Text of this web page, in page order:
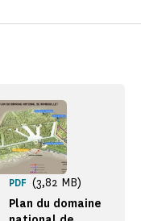
Plan du domaine
PDF (3,82 MB)